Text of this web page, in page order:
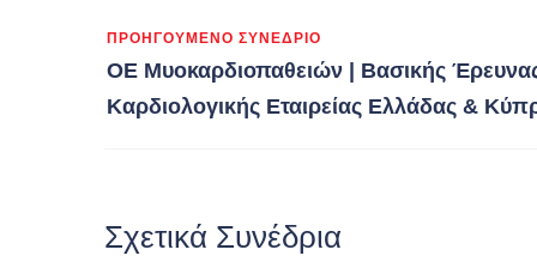
ΠΡΟΗΓΟΎΜΕΝΟ ΣΥΝΈΔΡΙΟ
ΟΕ Μυοκαρδιοπαθειών | Βασικής
Καρδιολογικής Εταιρείας Ελλάδας &
Σχετικά Συνέδρια